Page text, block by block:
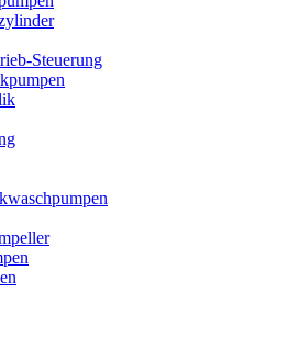
Steuerung